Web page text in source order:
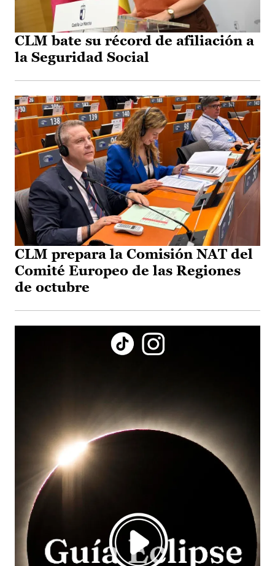
CLM bate su récord de afiliación a
la Seguridad Social
CLM prepara la Comisión NAT del
Comité Europeo de las Regiones
de octubre